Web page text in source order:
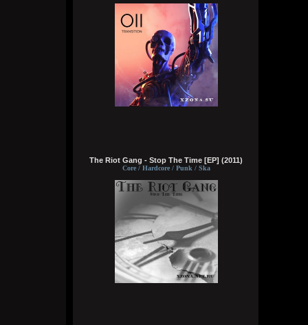
Wirtuozik
Сегодня в 16:15:10
Не судите строго, люди,
Пожалей меня, родня,
Выпить грешного вина
Сегодня в 16:15:01
The Riot Gang - Stop The Time [EP] (2011)
Core / Hardcore / Punk / Ska